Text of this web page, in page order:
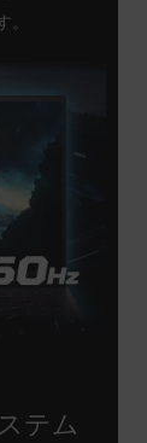
テム